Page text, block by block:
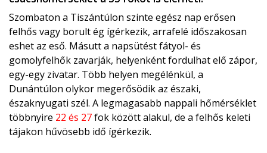
Szombaton a Tiszántúlon szinte egész nap erősen
felhős vagy borult ég ígérkezik, arrafelé időszakosan
eshet az eső. Másutt a napsütést fátyol- és
gomolyfelhők zavarják, helyenként fordulhat elő zápor,
egy-egy zivatar. Több helyen megélénkül, a
Dunántúlon olykor megerősödik az északi,
északnyugati szél. A legmagasabb nappali hőmérséklet
többnyire 22 és 27fok között alakul, de a felhős keleti
tájakon hűvösebb idő ígérkezik.